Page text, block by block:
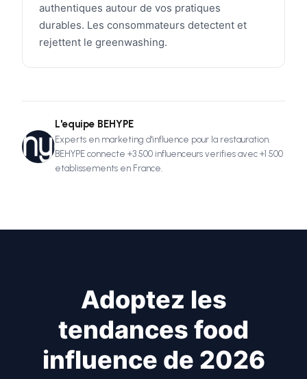
authentiques autour de vos pratiques
durables. Les consommateurs detectent et
rejettent le greenwashing.
L'equipe BEHYPE
Experts en marketing d'influence pour la restauration.
BEHYPE connecte +3 500 influenceurs verifies avec +1 500
etablissements en France.
Adoptez les
tendances food
influence de 2026